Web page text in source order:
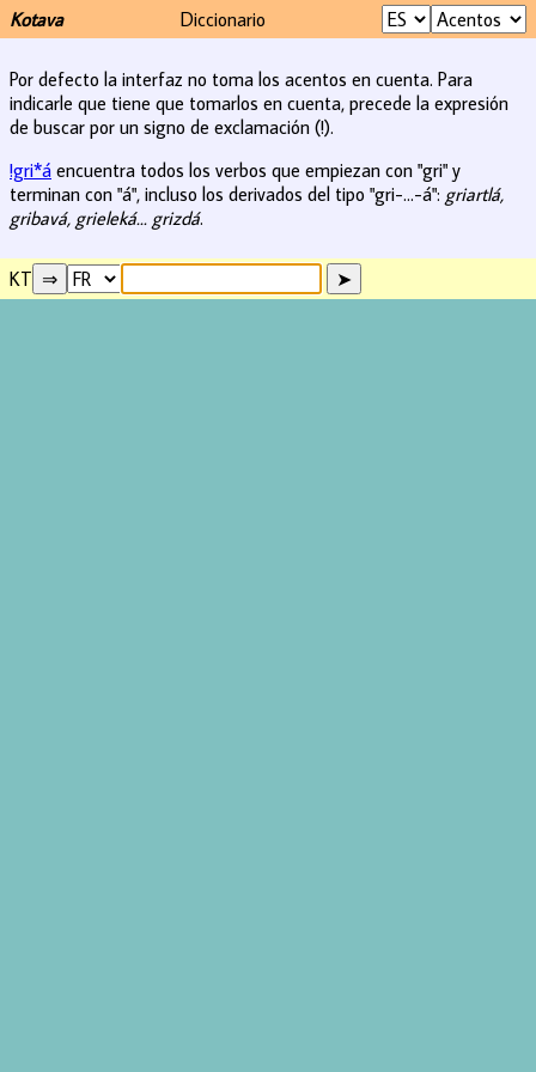
Kotava Diccionario
Por defecto la interfaz no toma los acentos en cuenta. Para
indicarle que tiene que tomarlos en cuenta, precede la expresión
de buscar por un signo de exclamación (!).
!gri*á encuentra todos los verbos que empiezan con "gri" y
terminan con "á", incluso los derivados del tipo "gri-...-á": griartlá,
gribavá, grieleká... grizdá.
KT